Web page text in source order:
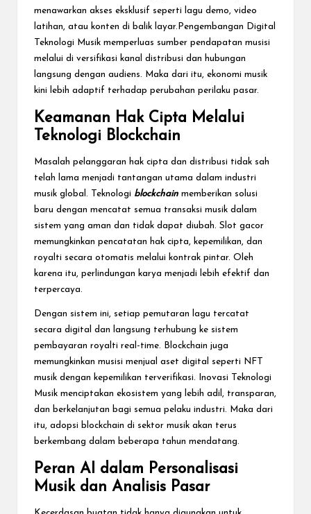
menawarkan akses eksklusif seperti lagu demo, video
latihan, atau konten di balik layar.Pengembangan Digital
Teknologi Musik memperluas sumber pendapatan musisi
melalui di versifikasi kanal distribusi dan hubungan
langsung dengan audiens. Maka dari itu, ekonomi musik
kini lebih adaptif terhadap perubahan perilaku pasar.
Keamanan Hak Cipta Melalui
Teknologi Blockchain
Masalah pelanggaran hak cipta dan distribusi tidak sah
telah lama menjadi tantangan utama dalam industri
musik global. Teknologi blockchain memberikan solusi
baru dengan mencatat semua transaksi musik dalam
sistem yang aman dan tidak dapat diubah. Slot gacor
memungkinkan pencatatan hak cipta, kepemilikan, dan
royalti secara otomatis melalui kontrak pintar. Oleh
karena itu, perlindungan karya menjadi lebih efektif dan
terpercaya.
Dengan sistem ini, setiap pemutaran lagu tercatat
secara digital dan langsung terhubung ke sistem
pembayaran royalti real-time. Blockchain juga
memungkinkan musisi menjual aset digital seperti NFT
musik dengan kepemilikan terverifikasi. Inovasi Teknologi
Musik menciptakan ekosistem yang lebih adil, transparan,
dan berkelanjutan bagi semua pelaku industri. Maka dari
itu, adopsi blockchain di sektor musik akan terus
berkembang dalam beberapa tahun mendatang.
Peran AI dalam Personalisasi
Musik dan Analisis Pasar